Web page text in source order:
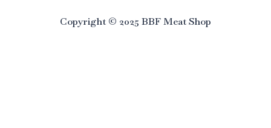
Copyright © 2025 BBF Meat Shop